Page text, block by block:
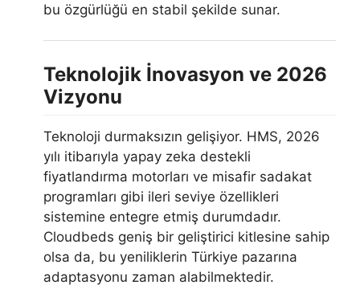
bu özgürlüğü en stabil şekilde sunar.
Teknolojik İnovasyon ve 2026
Vizyonu
Teknoloji durmaksızın gelişiyor. HMS, 2026
yılı itibarıyla yapay zeka destekli
fiyatlandırma motorları ve misafir sadakat
programları gibi ileri seviye özellikleri
sistemine entegre etmiş durumdadır.
Cloudbeds geniş bir geliştirici kitlesine sahip
olsa da, bu yeniliklerin Türkiye pazarına
adaptasyonu zaman alabilmektedir.